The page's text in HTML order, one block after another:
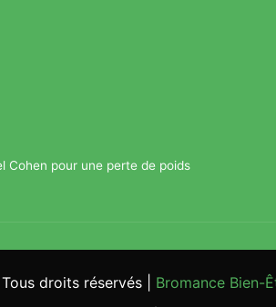
Cohen pour une perte de poids
droits réservés | Bromance Bien-